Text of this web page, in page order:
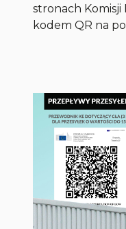
stronach
kodem QR na